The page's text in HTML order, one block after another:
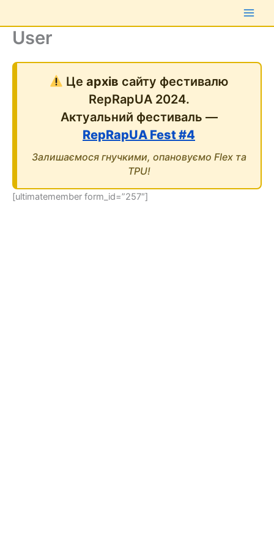
вмістуUser
Цеархів сайту фестивалю
RepRapUA 2024.
Актуальний фестиваль —
RepRapUA Fest #4
Залишаємося гнучкими, опановуємо Flex та
TPU!
[ultimatemember form_id=”257″]